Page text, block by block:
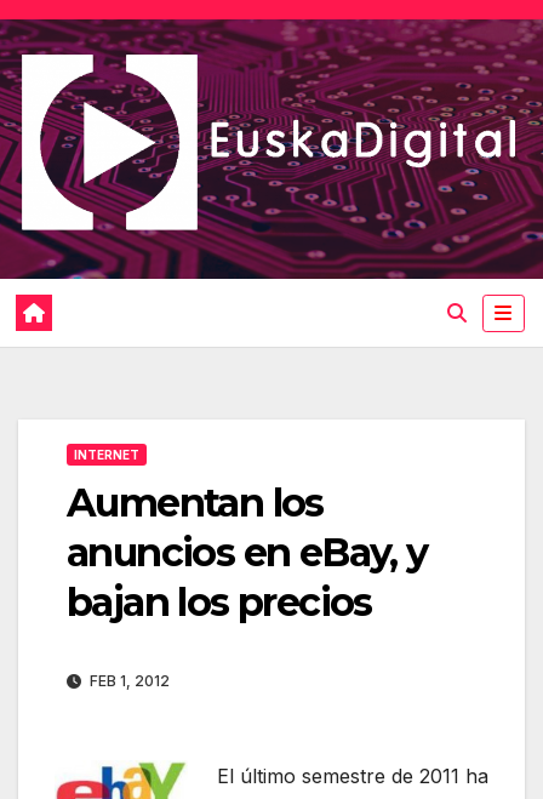
Saltar
al
contenido
INTERNET
Aumentan los
anuncios en eBay, y
bajan los precios
FEB 1, 2012
El último semestre de 2011 ha